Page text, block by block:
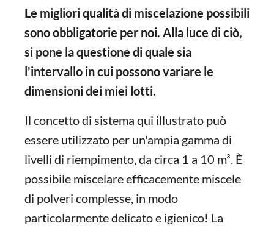
Le migliori qualità di miscelazione possibili
sono obbligatorie per noi. Alla luce di ciò,
si pone la questione di quale sia
l'intervallo in cui possono variare le
dimensioni dei miei lotti.
Il concetto di sistema qui illustrato può
essere utilizzato per un'ampia gamma di
livelli di riempimento, da circa 1 a 10 m³. È
possibile miscelare efficacemente miscele
di polveri complesse, in modo
particolarmente delicato e igienico! La